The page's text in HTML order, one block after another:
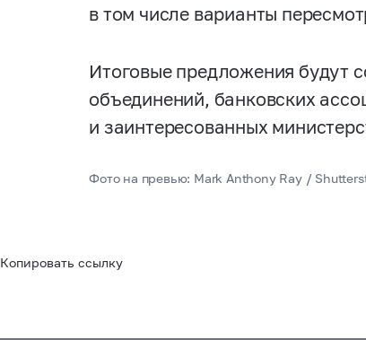
в том числе варианты
Итоговые предложения будут
объединений, банковских
и заинтересованных
Фото на превью: Mark Anthony Ray /
Копировать ссылку